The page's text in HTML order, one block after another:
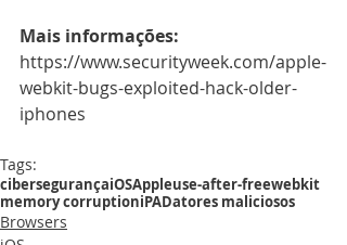
Mais informações:
https://www.securityweek.com/apple-
webkit-bugs-exploited-hack-older-
iphones
Tags:
cibersegurançaiOSAppleuse-after-freewebkit
memory corruptioniPADatores maliciosos
Browsers